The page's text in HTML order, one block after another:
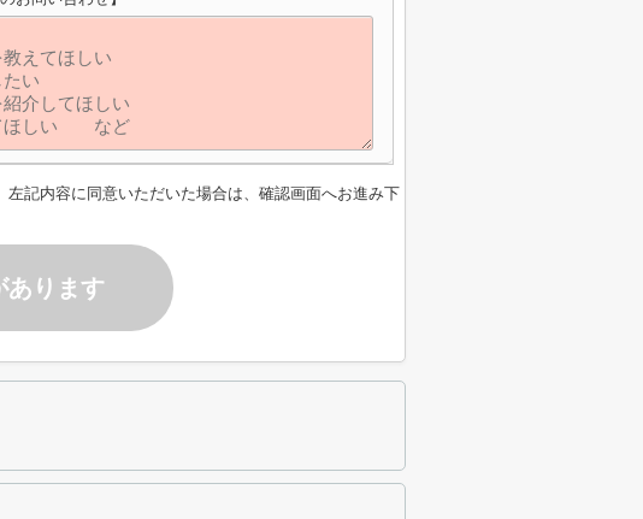
左記内容に同意いただいた場合は、確認画面へお進み下
あります